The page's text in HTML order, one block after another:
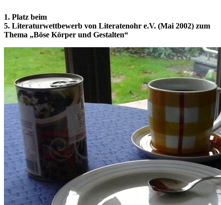
1. Platz beim
5. Literaturwettbewerb von Literatenohr e.V. (Mai 2002) zum
Thema „Böse Körper und Gestalten“